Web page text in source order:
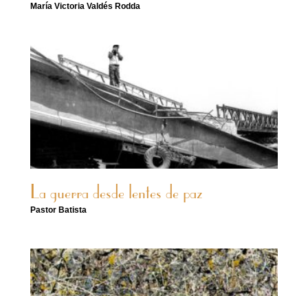
María Victoria Valdés Rodda
La guerra desde lentes de paz
Pastor Batista